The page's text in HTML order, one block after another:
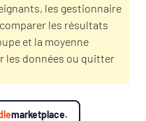
les gestionnaire
les résultats
et la moyenne
les données ou quitter
marketplace.